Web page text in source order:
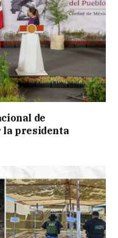
de
la presidenta